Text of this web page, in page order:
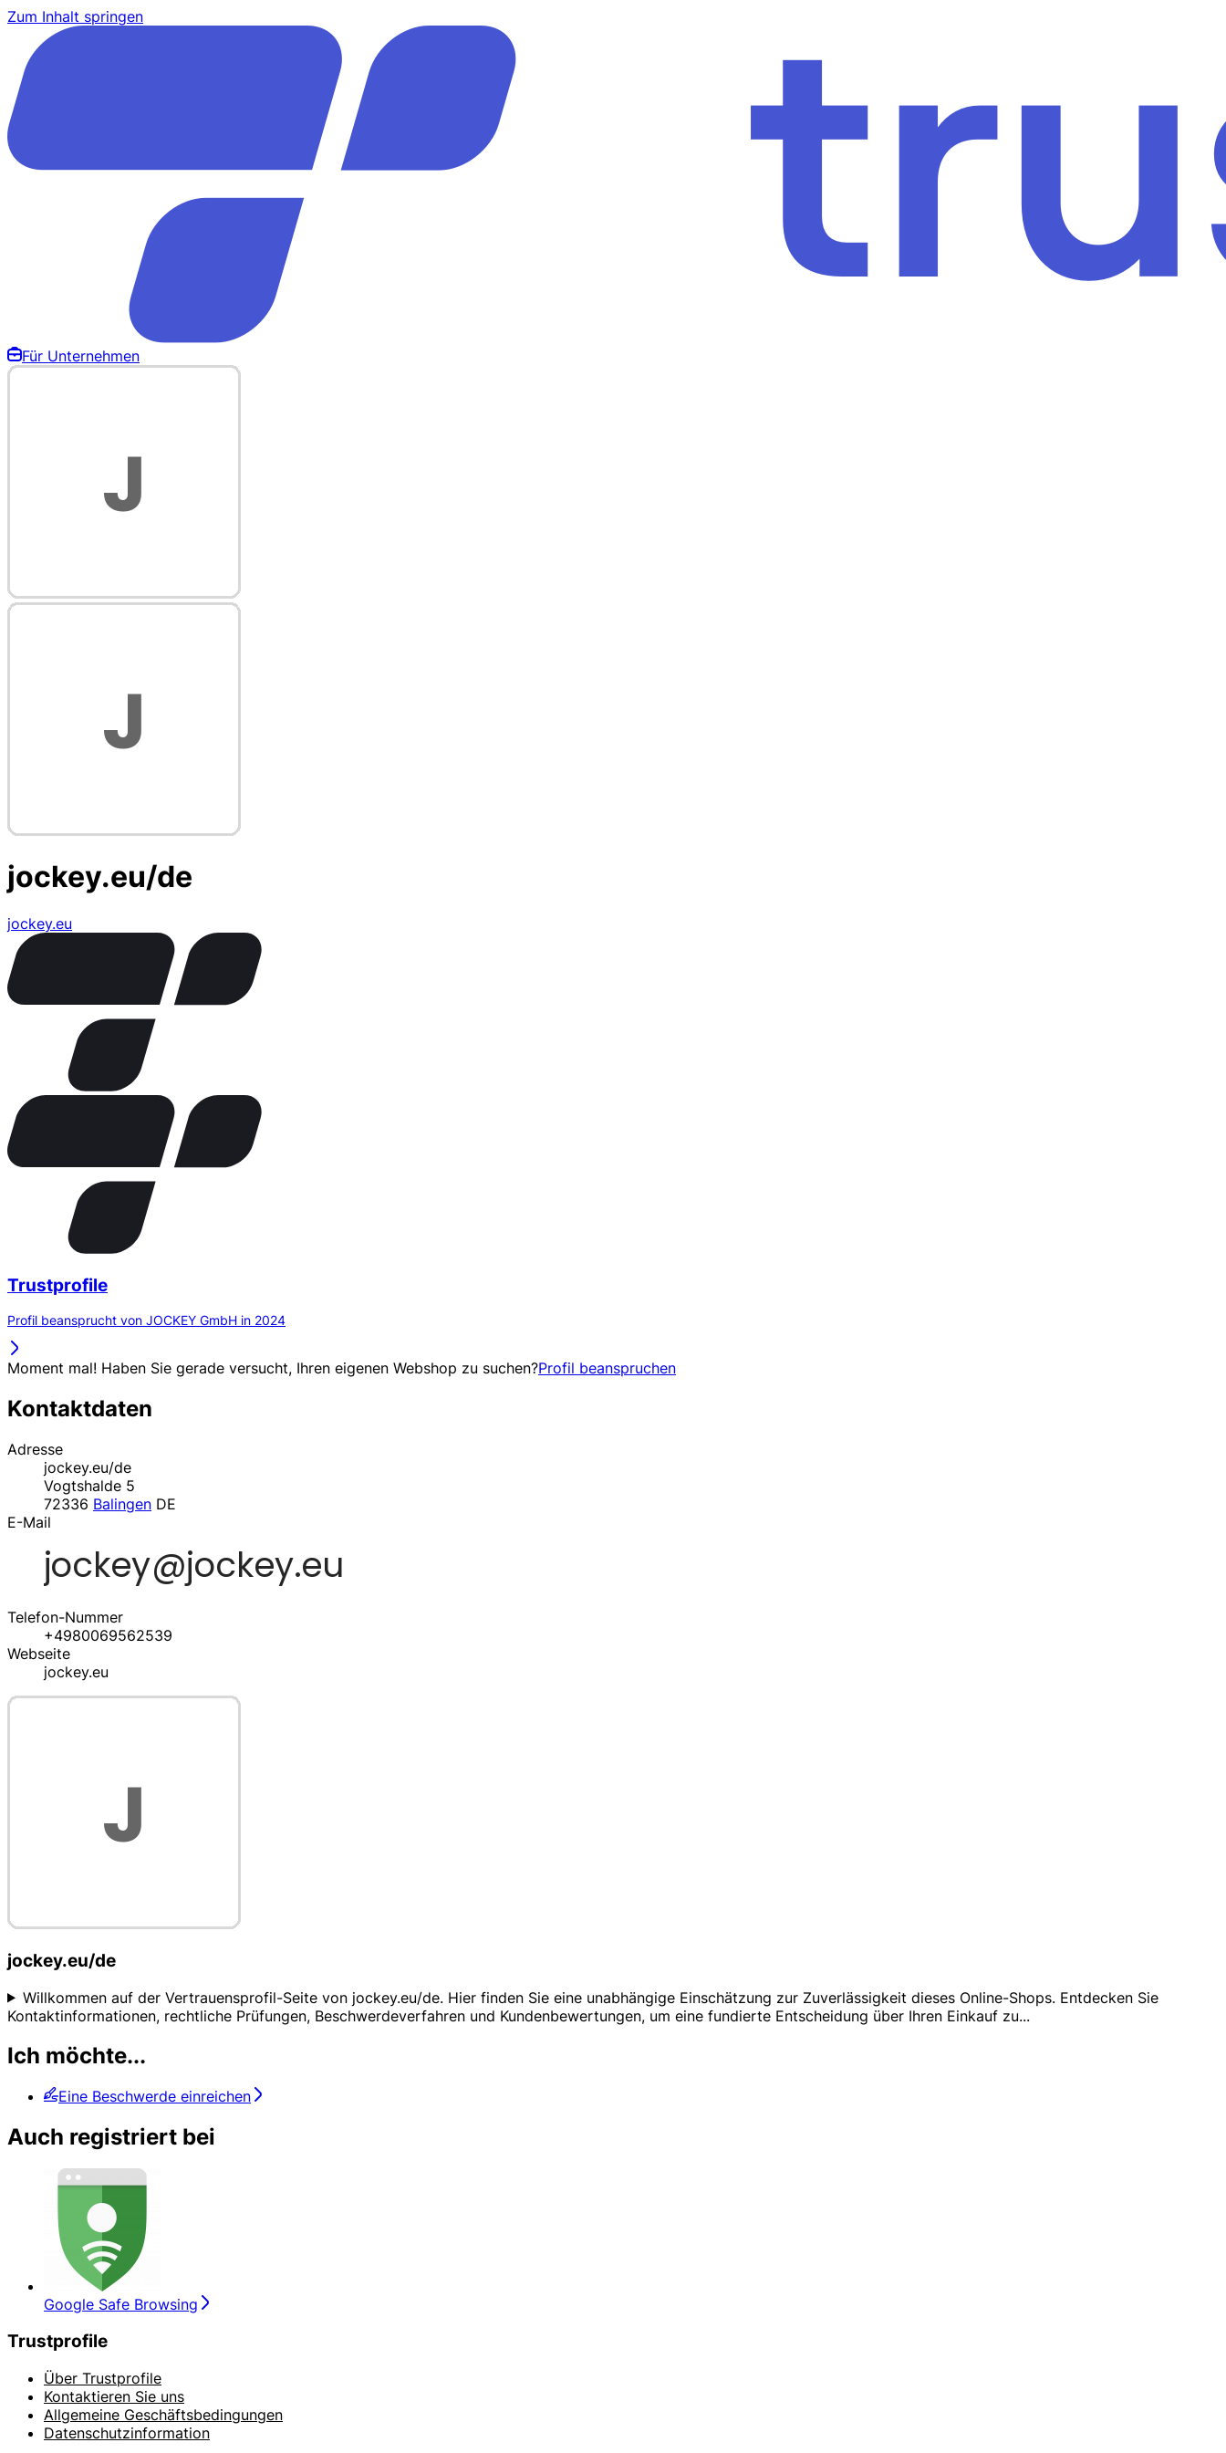
Zum Inhalt springen
Für Unternehmen
jockey.eu/de
jockey.eu
Trustprofile
Profil beansprucht von JOCKEY GmbH in 2024
Moment mal! Haben Sie gerade versucht, Ihren eigenen Webshop zu suchen?Profil beanspruchen
Kontaktdaten
Adresse
jockey.eu/de
Vogtshalde 5
72336 Balingen DE
E-Mail
Telefon-Nummer
+4980069562539
Webseite
jockey.eu
jockey.eu/de
Willkommen auf der Vertrauensprofil-Seite von jockey.eu/de. Hier finden Sie eine unabhängige Einschätzung zur Zuverlässigkeit dieses Online-Shops. Entdecken Sie
Kontaktinformationen, rechtliche Prüfungen, Beschwerdeverfahren und Kundenbewertungen, um eine fundierte Entscheidung über Ihren Einkauf zu...
Ich möchte...
Eine Beschwerde einreichen
Auch registriert bei
Google Safe Browsing
Trustprofile
Über Trustprofile
Kontaktieren Sie uns
Allgemeine Geschäftsbedingungen
Datenschutzinformation